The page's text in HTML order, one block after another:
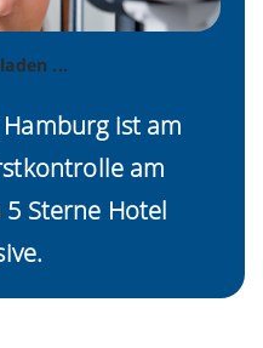
ist am
am
5 Sterne Hotel